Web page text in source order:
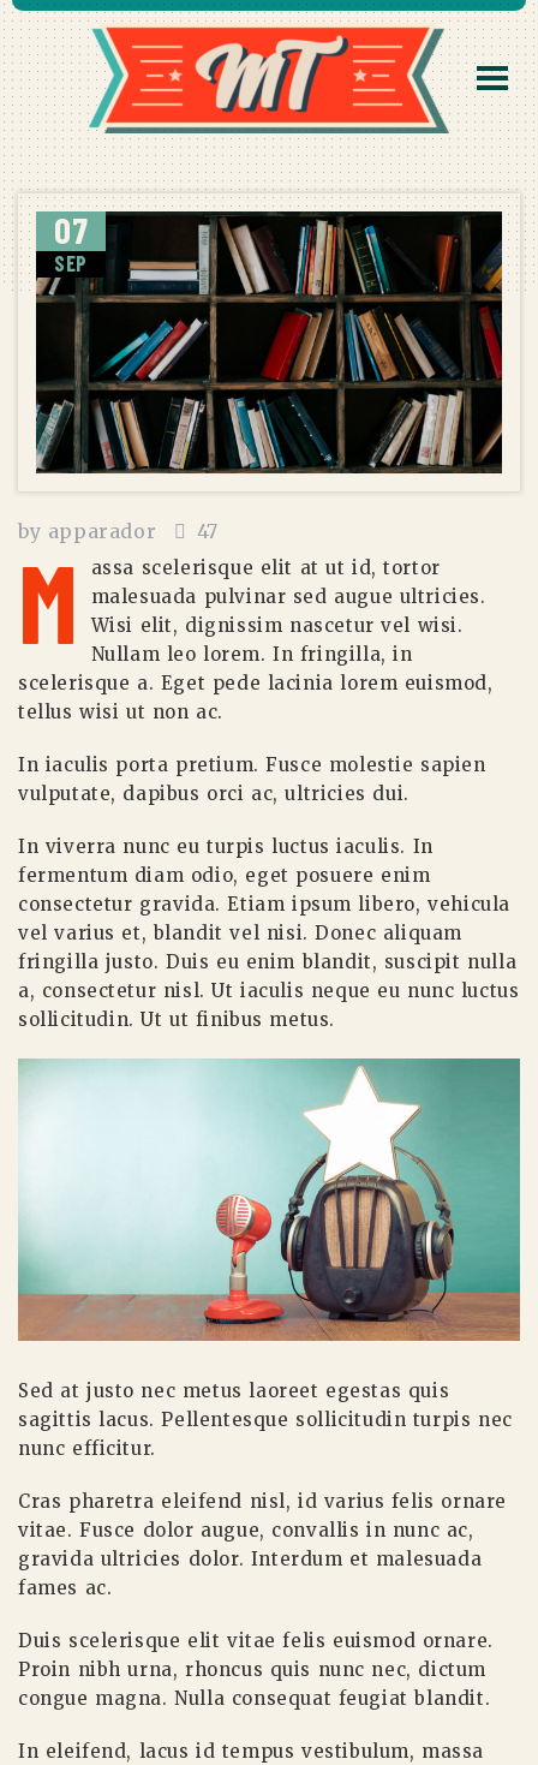
07
SEP
by apparador 47
M
assa scelerisque elit at ut id, tortor
malesuada pulvinar sed augue ultricies.
Wisi elit, dignissim nascetur vel wisi.
Nullam leo lorem. In fringilla, in
scelerisque a. Eget pede lacinia lorem euismod,
tellus wisi ut non ac.
In iaculis porta pretium. Fusce molestie sapien
vulputate, dapibus orci ac, ultricies dui.
In viverra nunc eu turpis luctus iaculis. In
fermentum diam odio, eget posuere enim
consectetur gravida. Etiam ipsum libero, vehicula
vel varius et, blandit vel nisi. Donec aliquam
fringilla justo. Duis eu enim blandit, suscipit nulla
a, consectetur nisl. Ut iaculis neque eu nunc luctus
sollicitudin. Ut ut finibus metus.
Sed at justo nec metus laoreet egestas quis
sagittis lacus. Pellentesque sollicitudin turpis nec
nunc efficitur.
Cras pharetra eleifend nisl, id varius felis ornare
vitae. Fusce dolor augue, convallis in nunc ac,
gravida ultricies dolor. Interdum et malesuada
fames ac.
Duis scelerisque elit vitae felis euismod ornare.
Proin nibh urna, rhoncus quis nunc nec, dictum
congue magna. Nulla consequat feugiat blandit.
In eleifend, lacus id tempus vestibulum, massa